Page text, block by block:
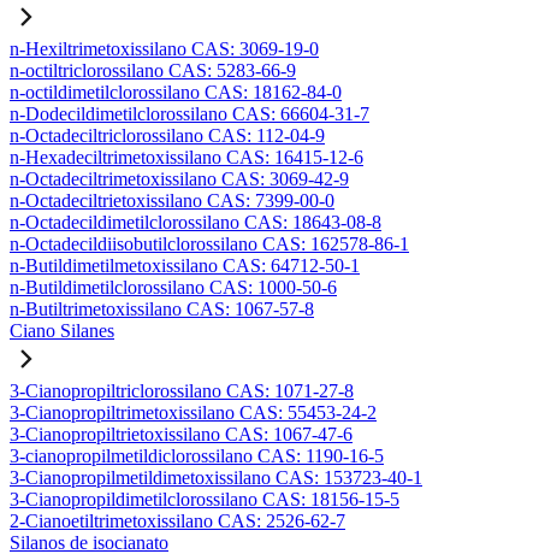
n-Hexiltrimetoxissilano CAS: 3069-19-0
n-octiltriclorossilano CAS: 5283-66-9
n-octildimetilclorossilano CAS: 18162-84-0
n-Dodecildimetilclorossilano CAS: 66604-31-7
n-Octadeciltriclorossilano CAS: 112-04-9
n-Hexadeciltrimetoxissilano CAS: 16415-12-6
n-Octadeciltrimetoxissilano CAS: 3069-42-9
n-Octadeciltrietoxissilano CAS: 7399-00-0
n-Octadecildimetilclorossilano CAS: 18643-08-8
n-Octadecildiisobutilclorossilano CAS: 162578-86-1
n-Butildimetilmetoxissilano CAS: 64712-50-1
n-Butildimetilclorossilano CAS: 1000-50-6
n-Butiltrimetoxissilano CAS: 1067-57-8
Ciano Silanes
3-Cianopropiltriclorossilano CAS: 1071-27-8
3-Cianopropiltrimetoxissilano CAS: 55453-24-2
3-Cianopropiltrietoxissilano CAS: 1067-47-6
3-cianopropilmetildiclorossilano CAS: 1190-16-5
3-Cianopropilmetildimetoxissilano CAS: 153723-40-1
3-Cianopropildimetilclorossilano CAS: 18156-15-5
2-Cianoetiltrimetoxissilano CAS: 2526-62-7
Silanos de isocianato